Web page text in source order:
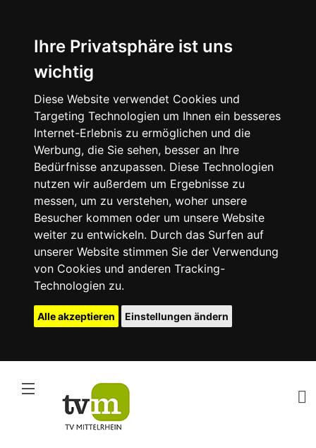
Ihre Privatsphäre ist uns
wichtig
Diese Website verwendet Cookies und
Targeting Technologien um Ihnen ein besseres
Internet-Erlebnis zu ermöglichen und die
Werbung, die Sie sehen, besser an Ihre
Bedürfnisse anzupassen. Diese Technologien
nutzen wir außerdem um Ergebnisse zu
messen, um zu verstehen, woher unsere
Besucher kommen oder um unsere Website
weiter zu entwickeln. Durch das Surfen auf
unserer Website stimmen Sie der Verwendung
von Cookies und anderen Tracking-
Technologien zu.
Alle akzeptieren Einstellungen ändern